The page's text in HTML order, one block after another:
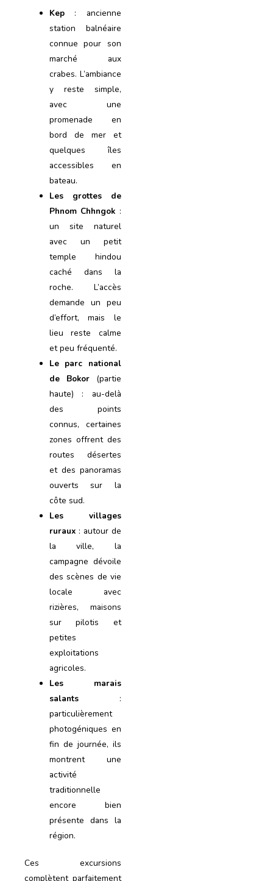
Kep : ancienne
station balnéaire
connue pour son
marché aux
crabes. L’ambiance
y reste simple,
avec une
promenade en
bord de mer et
quelques îles
accessibles en
bateau.
Les grottes de
Phnom Chhngok :
un site naturel
avec un petit
temple hindou
caché dans la
roche. L’accès
demande un peu
d’effort, mais le
lieu reste calme
et peu fréquenté.
Le parc national
de Bokor(partie
haute) : au-delà
des points
connus, certaines
zones offrent des
routes désertes
et des panoramas
ouverts sur la
côte sud.
Les villages
ruraux : autour de
la ville, la
campagne dévoile
des scènes de vie
locale avec
rizières, maisons
sur pilotis et
petites
exploitations
agricoles.
Les marais
salants :
particulièrement
photogéniques en
fin de journée, ils
montrent une
activité
traditionnelle
encore bien
présente dans la
région.
Ces excursions
complètent parfaitement